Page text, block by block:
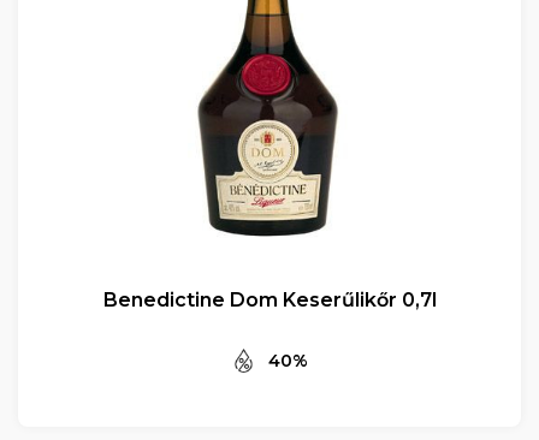
Benedictine Dom Keserűlikőr 0,7l
40%